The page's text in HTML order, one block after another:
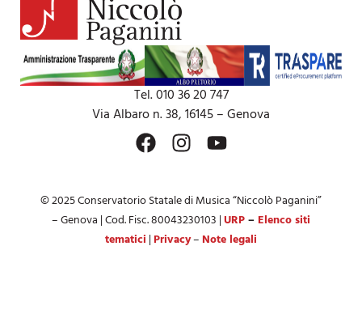
Tel. 010 36 20 747
Via Albaro n. 38, 16145 – Genova
© 2025 Conservatorio Statale di Musica “Niccolò Paganini”
– Genova | Cod. Fisc. 80043230103 |URP– Elenco siti
tematici | Privacy– Note legali